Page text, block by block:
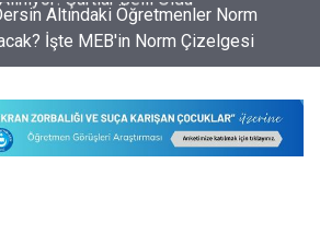
Altındaki Öğretmenler Norm
İşte MEB'in Norm Çizelgesi